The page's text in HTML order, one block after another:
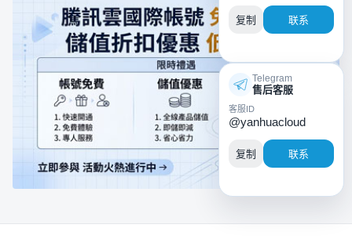
复制 联系
Telegram
售后客服
客服ID
@yanhuacloud
复制 联系